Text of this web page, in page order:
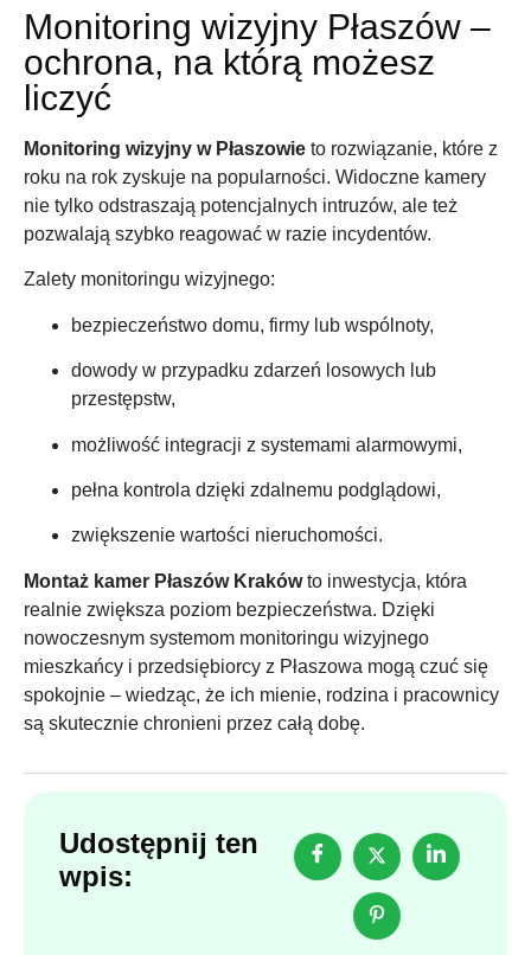
Monitoring wizyjny Płaszów –
ochrona, na którą możesz
liczyć
Monitoring wizyjny w Płaszowie to rozwiązanie, które z
roku na rok zyskuje na popularności. Widoczne kamery
nie tylko odstraszają potencjalnych intruzów, ale też
pozwalają szybko reagować w razie incydentów.
Zalety monitoringu wizyjnego:
bezpieczeństwo domu, firmy lub wspólnoty,
dowody w przypadku zdarzeń losowych lub
przestępstw,
możliwość integracji z systemami alarmowymi,
pełna kontrola dzięki zdalnemu podglądowi,
zwiększenie wartości nieruchomości.
Montaż kamer Płaszów Krakówto inwestycja, która
realnie zwiększa poziom bezpieczeństwa. Dzięki
nowoczesnym systemom monitoringu wizyjnego
mieszkańcy i przedsiębiorcy z Płaszowa mogą czuć się
spokojnie – wiedząc, że ich mienie, rodzina i pracownicy
są skutecznie chronieni przez całą dobę.
Udostępnij ten
wpis: